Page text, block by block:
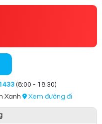
(8:00 - 18:30)
Xanh
Xem đường đi